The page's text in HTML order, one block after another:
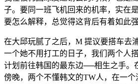
子。要同一班飞机回来的机率，实在
要怎么解释，总觉得这背后有着如此
在大邱玩腻了之后，M 提议要搭车去
一个她不用打工的日子，我们两个人
计划前往韩国的最东边──相生之手。
傍晚，两个不懂韩文的TW人，在一个